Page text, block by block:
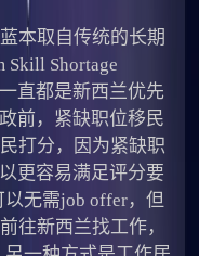
本取自传统的长期
Skill Shortage
直都是新西兰优先
前，紧缺职位移民
打分，因为紧缺职
更容易满足评分要
无需job offer，但
前往新西兰找工作，